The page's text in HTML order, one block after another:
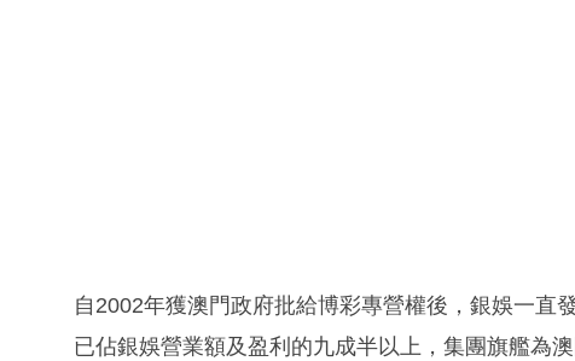
自2002年獲澳門政府批給博彩專營權後，銀娛一直
已佔銀娛營業額及盈利的九成半以上，集團旗艦為